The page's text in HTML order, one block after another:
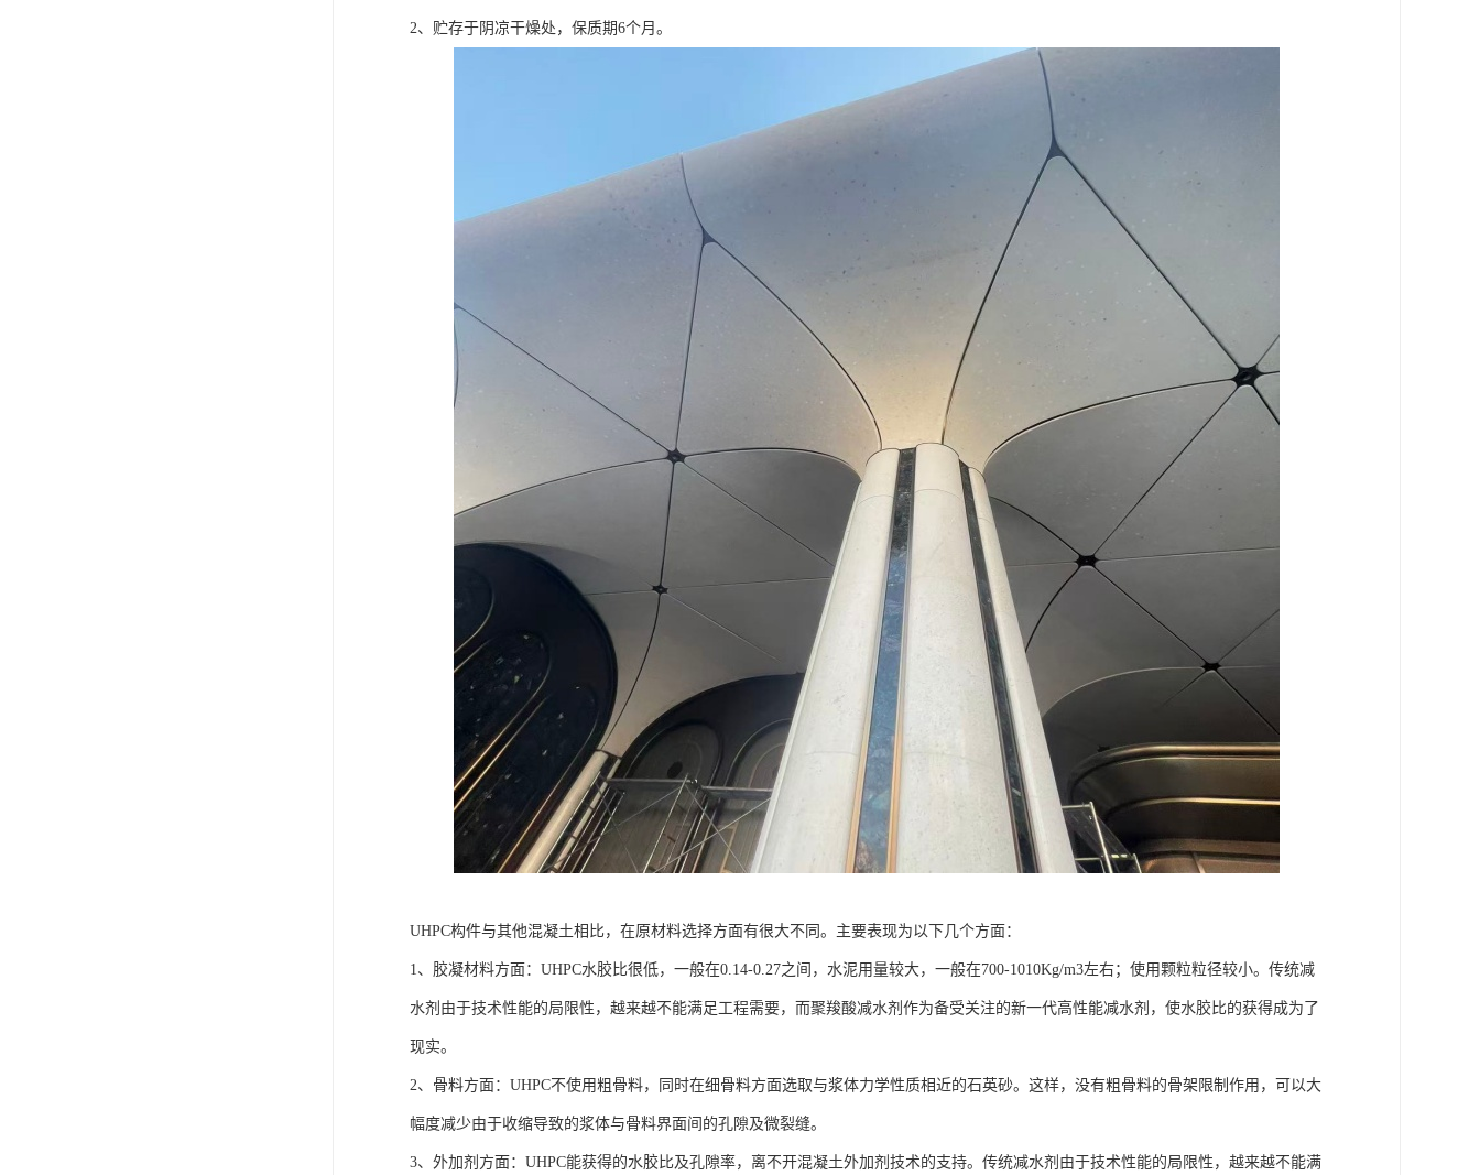
2、贮存于阴凉干燥处，保质期6个月。
UHPC构件与其他混凝土相比，在原材料选择方面有很大不同。主要表现为以下几个方面：
1、胶凝材料方面：UHPC水胶比很低，一般在0.14-0.27之间，水泥用量较大，一般在700-1010Kg/m3左右；使用颗粒粒径较小。传统减
水剂由于技术性能的局限性，越来越不能满足工程需要，而聚羧酸减水剂作为备受关注的新一代高性能减水剂，使水胶比的获得成为了
现实。
2、骨料方面：UHPC不使用粗骨料，同时在细骨料方面选取与浆体力学性质相近的石英砂。这样，没有粗骨料的骨架限制作用，可以大
幅度减少由于收缩导致的浆体与骨料界面间的孔隙及微裂缝。
3、外加剂方面：UHPC能获得的水胶比及孔隙率，离不开混凝土外加剂技术的支持。传统减水剂由于技术性能的局限性，越来越不能满